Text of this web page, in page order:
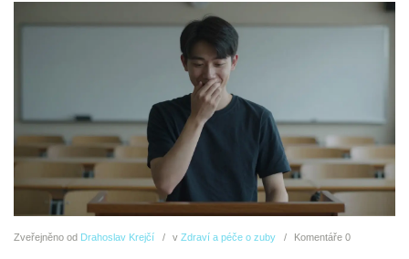
Zveřejněno od Drahoslav Krejčí v Zdraví a péče o zuby Komentáře 0